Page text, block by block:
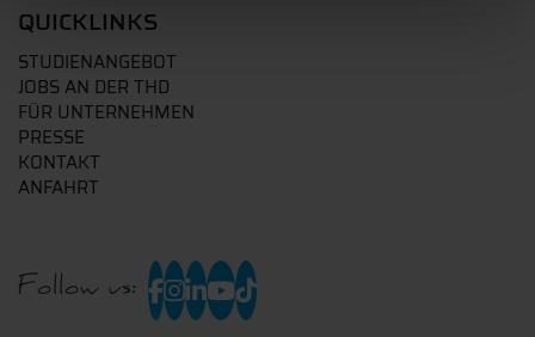
QUICKLINKS
STUDIENANGEBOT
JOBS AN DER THD
FÜR UNTERNEHMEN
PRESSE
KONTAKT
ANFAHRT
Follow us: